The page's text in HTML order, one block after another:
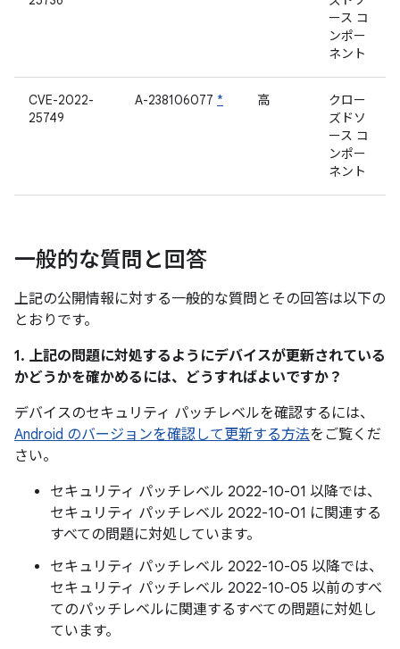
ース コ
ンポー
ネント
CVE-2022-
25749
A-238106077 * 高
クロー
ズドソ
ース コ
ンポー
ネント
一般的な質問と回答
上記の公開情報に対する一般的な質問とその回答は以下の
とおりです。
1. 上記の問題に対処するようにデバイスが更新されている
かどうかを確かめるには、どうすればよいですか？
デバイスのセキュリティ パッチレベルを確認するには、
Android のバージョンを確認して更新する方法をご覧くだ
さい。
セキュリティ パッチレベル 2022-10-01 以降では、
セキュリティ パッチレベル 2022-10-01 に関連する
すべての問題に対処しています。
セキュリティ パッチレベル 2022-10-05 以降では、
セキュリティ パッチレベル 2022-10-05 以前のすべ
てのパッチレベルに関連するすべての問題に対処し
ています。